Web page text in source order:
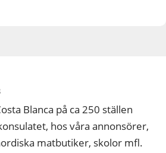
Blanca på ca 250 ställen
hos våra annonsörer,
matbutiker, skolor mfl.